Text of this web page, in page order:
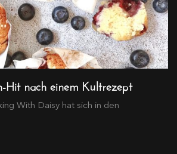
nach einem Kultrezept
With Daisy hat sich in den